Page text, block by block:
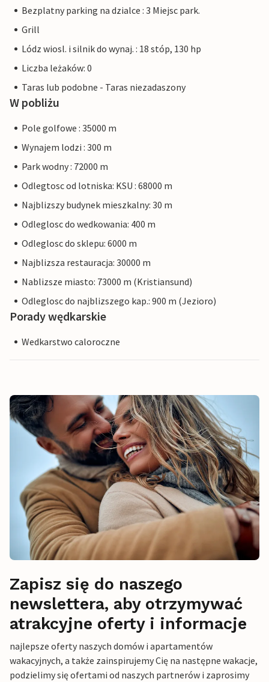
Bezplatny parking na dzialce : 3 Miejsc park.
Grill
Lódz wiosl. i silnik do wynaj. : 18 stóp, 130 hp
Liczba leżaków: 0
Taras lub podobne - Taras niezadaszony
W pobliżu
Pole golfowe : 35000 m
Wynajem lodzi : 300 m
Park wodny : 72000 m
Odlegtosc od lotniska: KSU : 68000 m
Najblizszy budynek mieszkalny: 30 m
Odleglosc do wedkowania: 400 m
Odleglosc do sklepu: 6000 m
Najblizsza restauracja: 30000 m
Nablizsze miasto: 73000 m (Kristiansund)
Odleglosc do najblizszego kap.: 900 m (Jezioro)
Porady wędkarskie
Wedkarstwo caloroczne
Zapisz się do naszego
newslettera, aby otrzymywać
atrakcyjne oferty i informacje
najlepsze oferty naszych domów i apartamentów
wakacyjnych, a także zainspirujemy Cię na następne wakacje,
podzielimy się ofertami od naszych partnerów i zaprosimy